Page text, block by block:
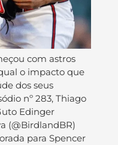
com astros
o impacto que
dos seus
nº 283, Thiago
Edinger
(@BirdlandBR)
para Spencer